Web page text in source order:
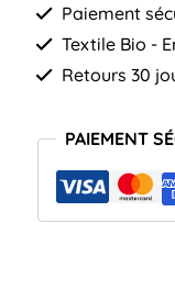
Paiement
Textile Bio -
Retours 30
PAIEMENT